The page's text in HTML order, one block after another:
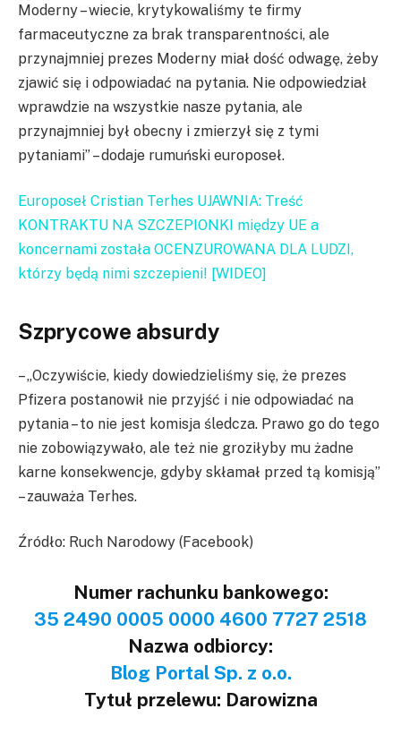
Moderny – wiecie, krytykowaliśmy te firmy
farmaceutyczne za brak transparentności, ale
przynajmniej prezes Moderny miał dość odwagę, żeby
zjawić się i odpowiadać na pytania. Nie odpowiedział
wprawdzie na wszystkie nasze pytania, ale
przynajmniej był obecny i zmierzył się z tymi
pytaniami” – dodaje rumuński europoseł.
Europoseł Cristian Terhes UJAWNIA: Treść
KONTRAKTU NA SZCZEPIONKI między UE a
koncernami została OCENZUROWANA DLA LUDZI,
którzy będą nimi szczepieni! [WIDEO]
Szprycowe absurdy
– „Oczywiście, kiedy dowiedzieliśmy się, że prezes
Pfizera postanowił nie przyjść i nie odpowiadać na
pytania – to nie jest komisja śledcza. Prawo go do tego
nie zobowiązywało, ale też nie groziłyby mu żadne
karne konsekwencje, gdyby skłamał przed tą komisją”
– zauważa Terhes.
Źródło: Ruch Narodowy (Facebook)
Numer rachunku bankowego:
35 2490 0005 0000 4600 7727 2518
Nazwa odbiorcy:
Blog Portal Sp. z o.o.
Tytuł przelewu: Darowizna